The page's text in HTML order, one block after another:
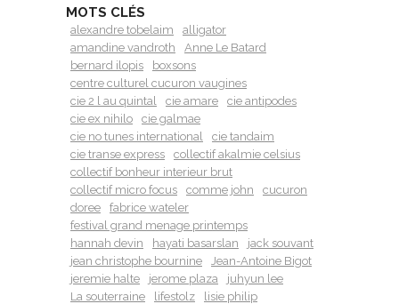
MOTS CLÉS
alexandre tobelaim
alligator
amandine vandroth
Anne Le Batard
bernard ilopis
boxsons
centre culturel cucuron vaugines
cie 2 l au quintal
cie amare
cie antipodes
cie ex nihilo
cie galmae
cie no tunes international
cie tandaim
cie transe express
collectif akalmie celsius
collectif bonheur interieur brut
collectif micro focus
comme john
cucuron
doree
fabrice wateler
festival grand menage printemps
hannah devin
hayati basarslan
jack souvant
jean christophe bournine
Jean-Antoine Bigot
jeremie halte
jerome plaza
juhyun lee
La souterraine
lifestolz
lisie philip